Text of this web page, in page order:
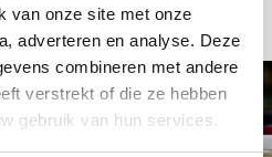
van onze site met onze
adverteren en analyse. Deze
combineren met andere
verstrekt of die ze hebben
gebruik van hun services.